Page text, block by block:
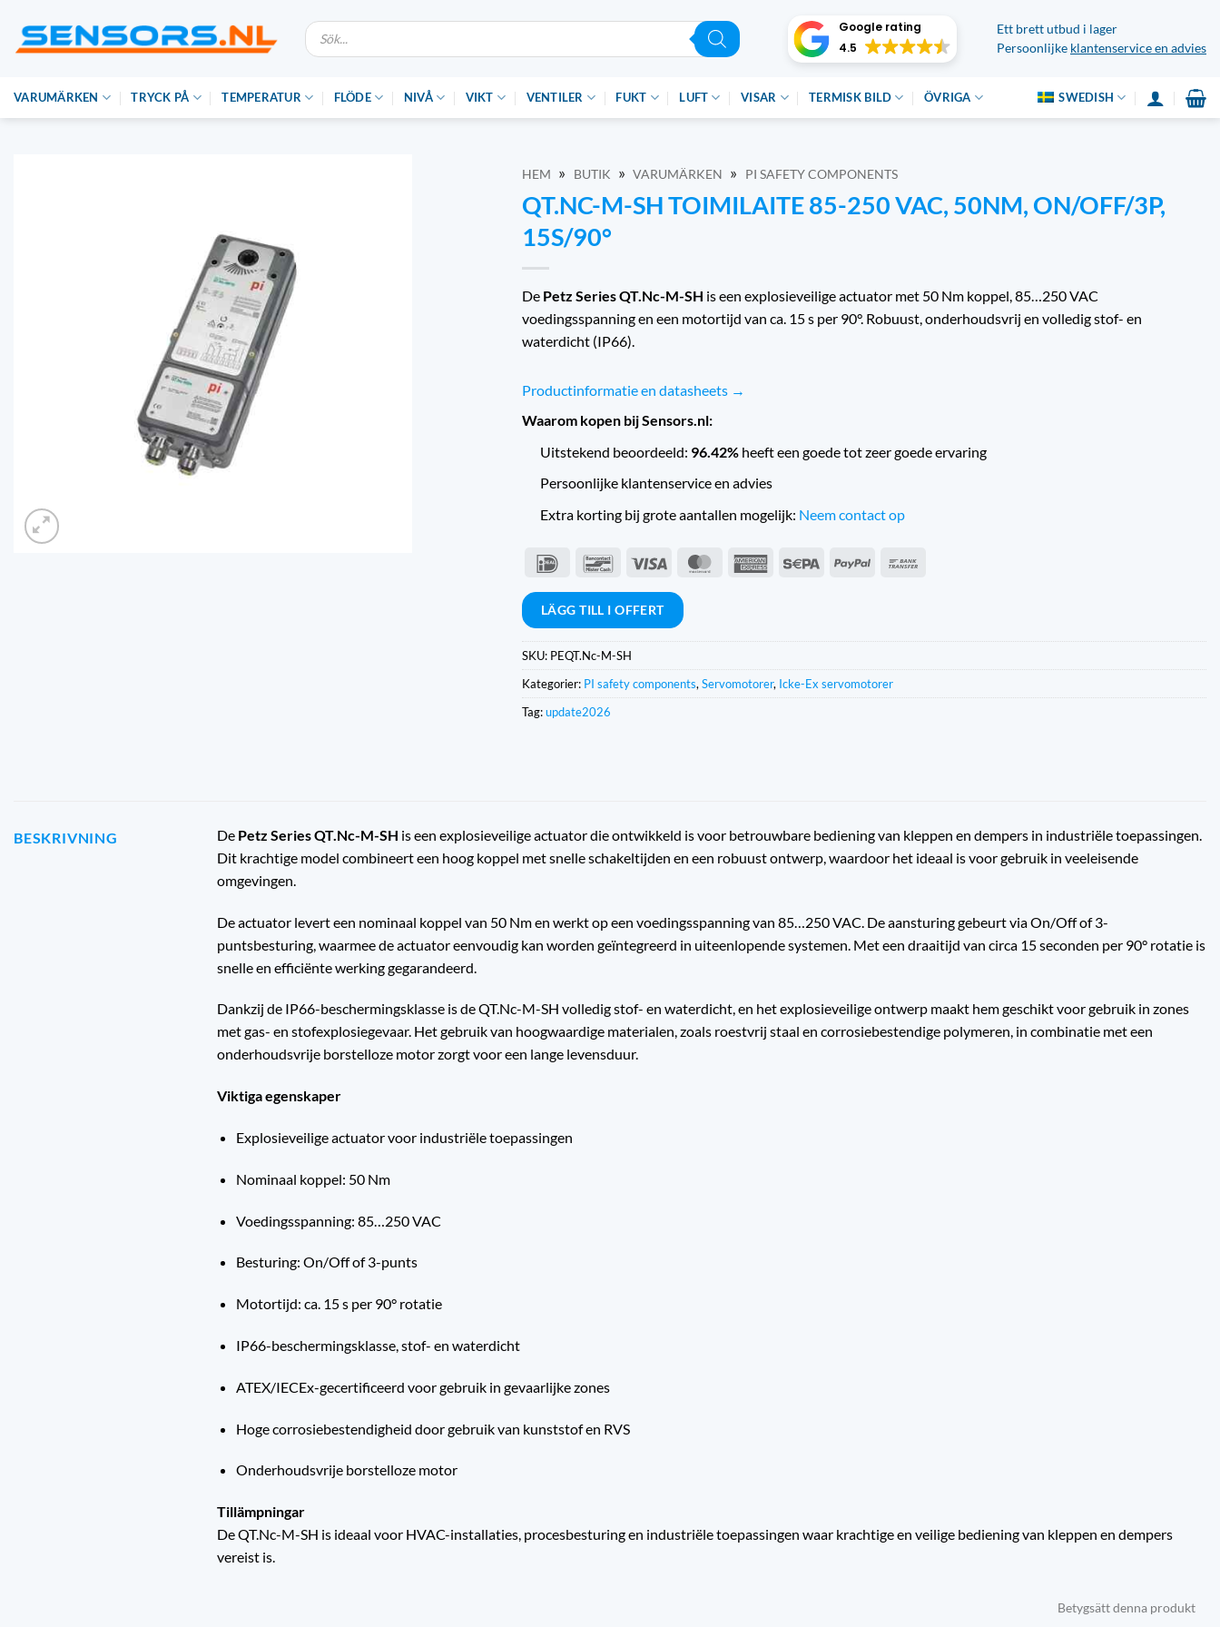
innehåll
Produktsökning
Google rating
4.5
Ett brett utbud i lager
Persoonlijke klantenservice en advies
VARUMÄRKEN TRYCK PÅ TEMPERATUR FLÖDE NIVÅ VIKT VENTILER FUKT LUFT VISAR TERMISK BILD ÖVRIGA SWEDISH
HEM » BUTIK » VARUMÄRKEN » PI SAFETY COMPONENTS
QT.NC-M-SH TOIMILAITE 85-250 VAC, 50NM, ON/OFF/3P,
15S/90°
De Petz Series QT.Nc-M-SH is een explosieveilige actuator met 50 Nm koppel, 85…250 VAC
voedingsspanning en een motortijd van ca. 15 s per 90°. Robuust, onderhoudsvrij en volledig stof- en
waterdicht (IP66).
Productinformatie en datasheets →
Waarom kopen bij Sensors.nl:
Uitstekend beoordeeld: 96.42% heeft een goede tot zeer goede ervaring
Persoonlijke klantenservice en advies
Extra korting bij grote aantallen mogelijk: Neem contact op
IDeal BancontactVisum MasterCardAmerican Sepa PayPal
LÄGG TILL I OFFERT
SKU: PEQT.Nc-M-SH
Kategorier: PI safety components, Servomotorer, Icke-Ex servomotorer
Tag:update2026
BESKRIVNING De Petz Series QT.Nc-M-SH is een explosieveilige actuator die ontwikkeld is voor betrouwbare bediening van kleppen en dempers in industriële toepassingen.
Dit krachtige model combineert een hoog koppel met snelle schakeltijden en een robuust ontwerp, waardoor het ideaal is voor gebruik in veeleisende
omgevingen.
De actuator levert een nominaal koppel van 50 Nm en werkt op een voedingsspanning van 85…250 VAC. De aansturing gebeurt via On/Off of 3-
puntsbesturing, waarmee de actuator eenvoudig kan worden geïntegreerd in uiteenlopende systemen. Met een draaitijd van circa 15 seconden per 90° rotatie is
snelle en efficiënte werking gegarandeerd.
Dankzij de IP66-beschermingsklasse is de QT.Nc-M-SH volledig stof- en waterdicht, en het explosieveilige ontwerp maakt hem geschikt voor gebruik in zones
met gas- en stofexplosiegevaar. Het gebruik van hoogwaardige materialen, zoals roestvrij staal en corrosiebestendige polymeren, in combinatie met een
onderhoudsvrije borstelloze motor zorgt voor een lange levensduur.
Viktiga egenskaper
Explosieveilige actuator voor industriële toepassingen
Nominaal koppel: 50 Nm
Voedingsspanning: 85…250 VAC
Besturing: On/Off of 3-punts
Motortijd: ca. 15 s per 90° rotatie
IP66-beschermingsklasse, stof- en waterdicht
ATEX/IECEx-gecertificeerd voor gebruik in gevaarlijke zones
Hoge corrosiebestendigheid door gebruik van kunststof en RVS
Onderhoudsvrije borstelloze motor
Tillämpningar
De QT.Nc-M-SH is ideaal voor HVAC-installaties, procesbesturing en industriële toepassingen waar krachtige en veilige bediening van kleppen en dempers
vereist is.
Betygsätt denna produkt